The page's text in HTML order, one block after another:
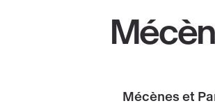
Mécènes et